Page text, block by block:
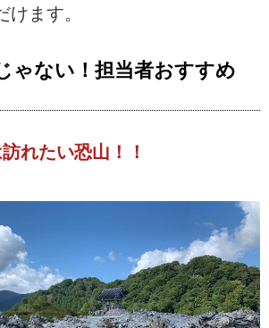
けます。
ゃない！担当者おすすめ
れたい恐山！！